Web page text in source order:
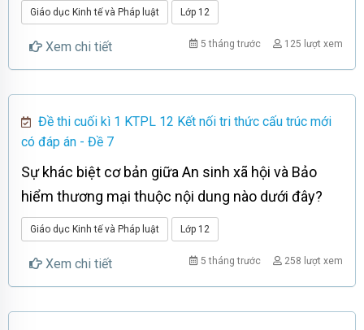
Giáo dục Kinh tế và Pháp luật Lớp 12
Xem chi tiết 125 lượt xem
5 tháng trước
Đề thi cuối kì 1 KTPL 12 Kết nối tri thức cấu trúc mới
có đáp án - Đề 7
Sự khác biệt cơ bản giữa An sinh xã hội và Bảo
hiểm thương mại thuộc nội dung nào dưới đây?
Giáo dục Kinh tế và Pháp luật Lớp 12
Xem chi tiết 258 lượt xem
5 tháng trước